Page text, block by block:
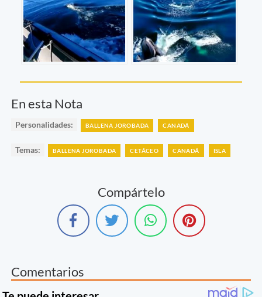
En esta Nota
Personalidades: BALLENA JOROBADA CANADÁ
Temas: BALLENA JOROBADA CETÁCEO CANADÁ ISLA
Compártelo
Comentarios